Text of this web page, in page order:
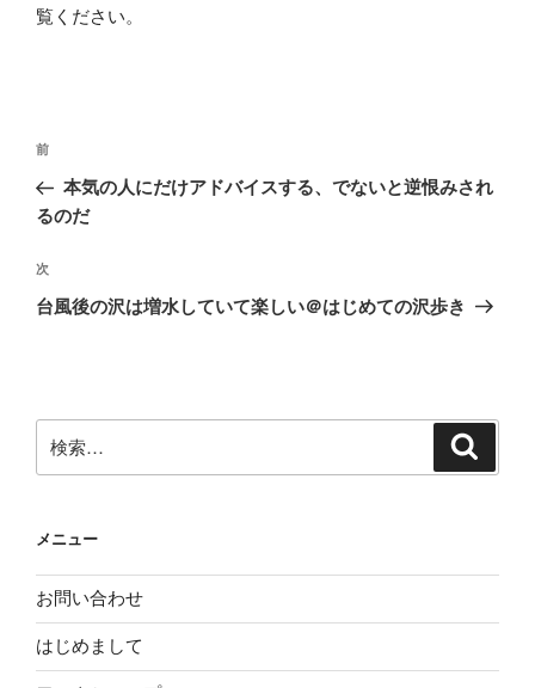
覧ください。
投
ナ
ゲ
ー
前
の
投
前
本気の人にだけアドバイスする、でないと逆恨みされ
るのだ
次
の
次
台風後の沢は増水していて楽しい＠はじめての沢歩き
索:
メニュー
お問い合わせ
はじめまして